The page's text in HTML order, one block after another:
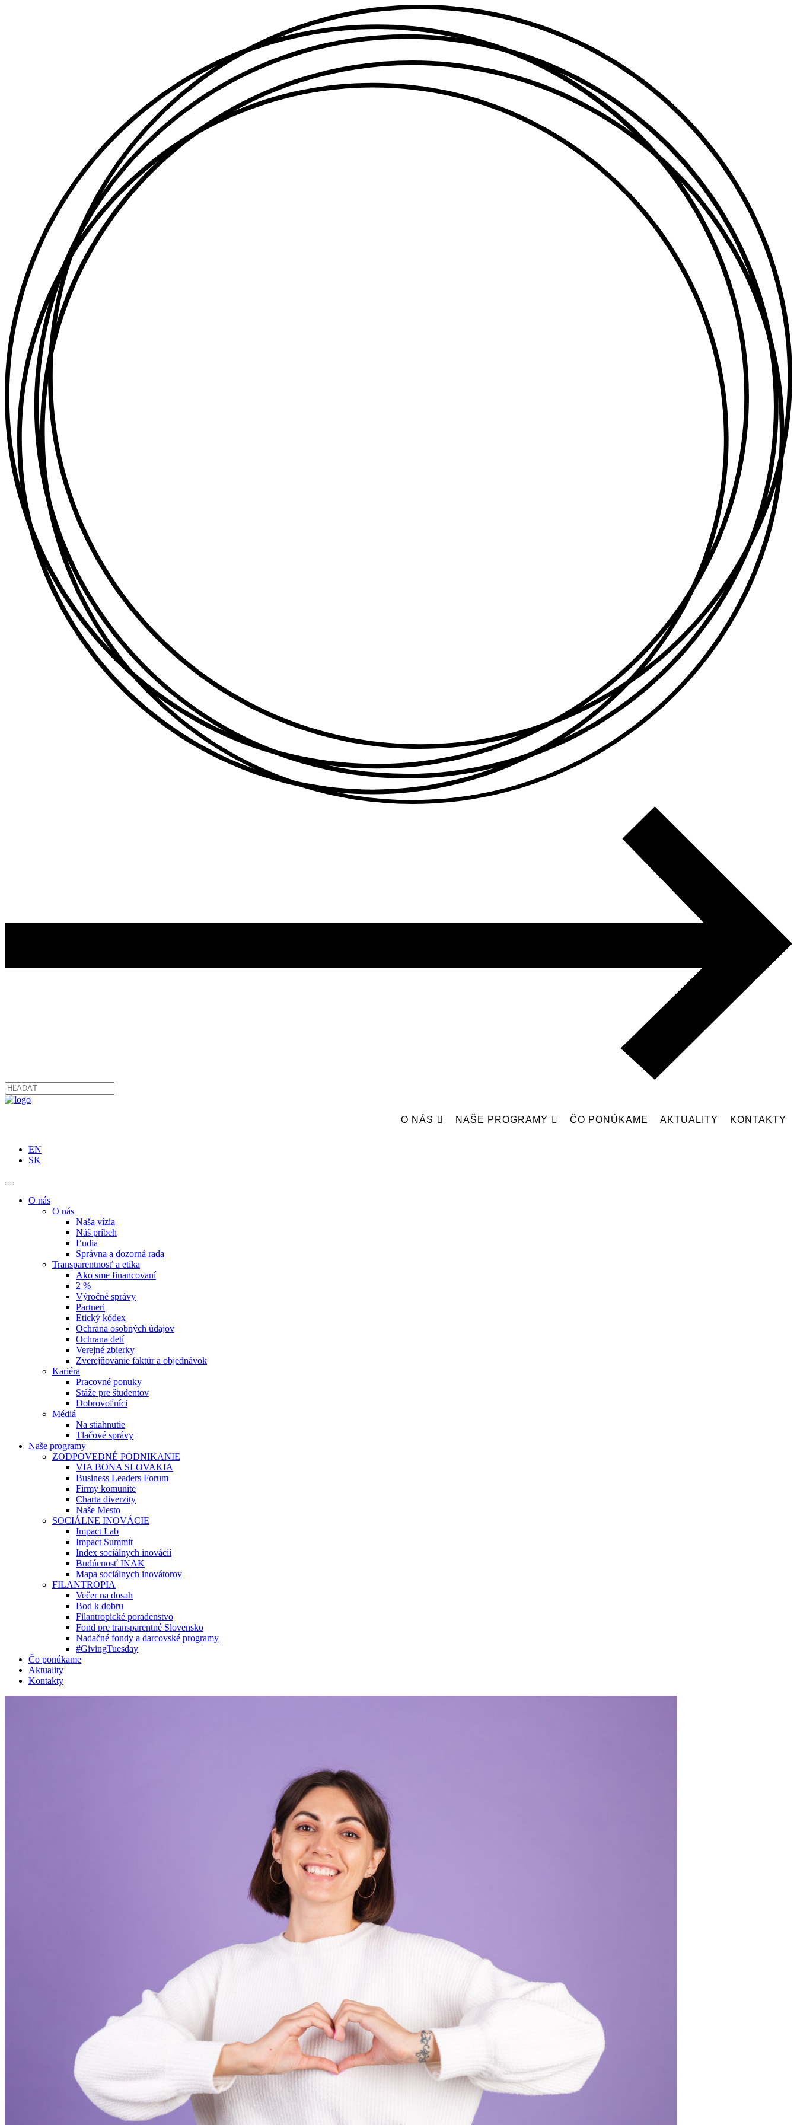
O NÁS NAŠE PROGRAMY ČO PONÚKAME AKTUALITY KONTAKTY
EN
SK
O nás
O nás
Naša vízia
Náš príbeh
Ľudia
Správna a dozorná rada
Transparentnosť a etika
Ako sme financovaní
2 %
Výročné správy
Partneri
Etický kódex
Ochrana osobných údajov
Ochrana detí
Verejné zbierky
Zverejňovanie faktúr a objednávok
Kariéra
Pracovné ponuky
Stáže pre študentov
Dobrovoľníci
Médiá
Na stiahnutie
Tlačové správy
Naše programy
ZODPOVEDNÉ PODNIKANIE
VIA BONA SLOVAKIA
Business Leaders Forum
Firmy komunite
Charta diverzity
Naše Mesto
SOCIÁLNE INOVÁCIE
Impact Lab
Impact Summit
Index sociálnych inovácií
Budúcnosť INAK
Mapa sociálnych inovátorov
FILANTROPIA
Večer na dosah
Bod k dobru
Filantropické poradenstvo
Fond pre transparentné Slovensko
Nadačné fondy a darcovské programy
#GivingTuesday
Čo ponúkame
Aktuality
Kontakty